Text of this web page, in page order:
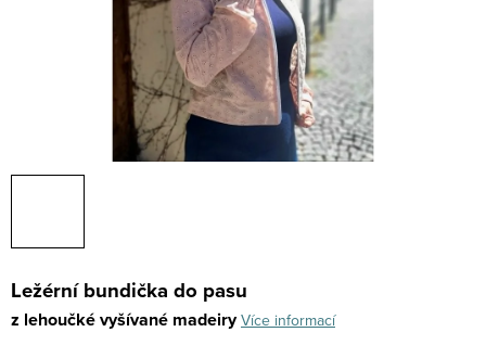
Ležérní bundička do pasu
z lehoučké vyšívané madeiry Více informací